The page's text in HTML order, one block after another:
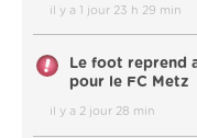
il y a 1 jour 23 h 29 min
Le foot reprend
pour le FC Metz
il y a 2 jour 28 min